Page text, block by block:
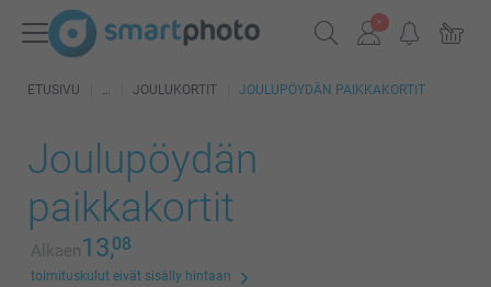
ETUSIVU JOULUKORTIT JOULUPÖYDÄN PAIKKAKORTIT
Joulupöydän
paikkakortit
Alkaen13,08
toimituskulut eivät sisälly hintaan